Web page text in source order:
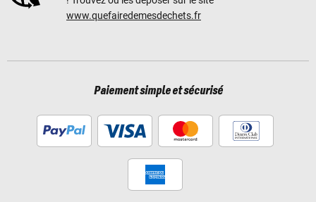
www.quefairedemesdechets.fr
Paiement simple et sécurisé